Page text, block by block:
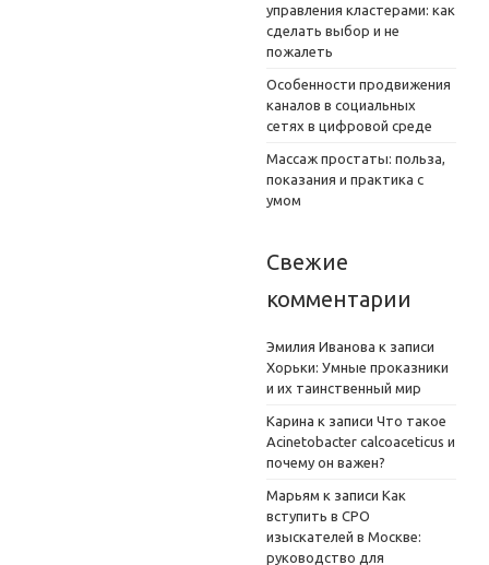
управления кластерами: как
сделать выбор и не
пожалеть
Особенности продвижения
каналов в социальных
сетях в цифровой среде
Массаж простаты: польза,
показания и практика с
умом
Свежие
комментарии
Эмилия Иванова к записи
Хорьки: Умные проказники
и их таинственный мир
Карина к записи Что такое
Acinetobacter calcoaceticus и
почему он важен?
Марьям к записи Как
вступить в СРО
изыскателей в Москве:
руководство для